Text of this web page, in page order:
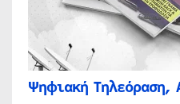
Ψηφιακή Τηλεόραση,